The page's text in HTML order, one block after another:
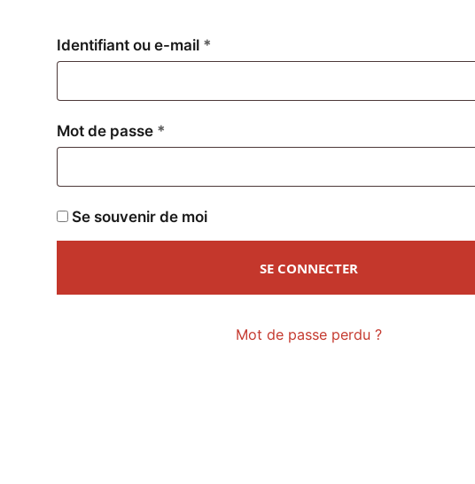
Identifiant ou e-mail *
Mot de passe *
Se souvenir de moi
SE CONNECTER
Mot de passe perdu ?